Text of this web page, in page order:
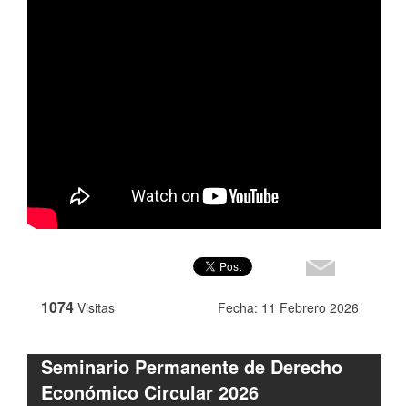
1074 Visitas Fecha: 11 Febrero 2026
Seminario Permanente de Derecho
Económico Circular 2026